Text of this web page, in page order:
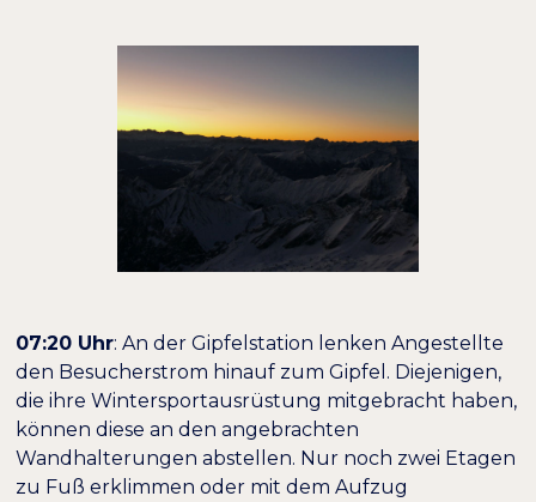
07:20 Uhr: An der Gipfelstation lenken Angestellte
den Besucherstrom hinauf zum Gipfel. Diejenigen,
die ihre Wintersportausrüstung mitgebracht haben,
können diese an den angebrachten
Wandhalterungen abstellen. Nur noch zwei Etagen
zu Fuß erklimmen oder mit dem Aufzug